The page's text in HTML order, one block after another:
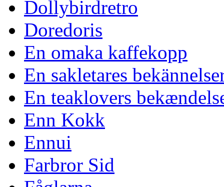
Dollybirdretro
Doredoris
En omaka kaffekopp
En sakletares
En teaklovers
Enn Kokk
Ennui
Farbror Sid